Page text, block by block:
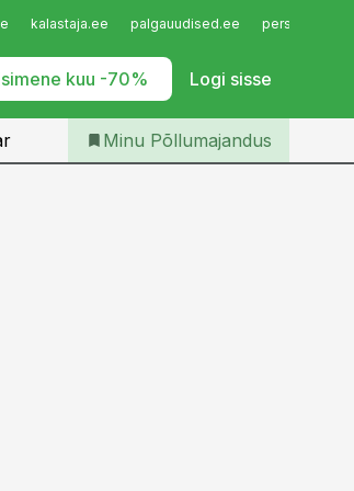
kalastaja.ee palgauudised.ee
kuu -70% Logi sisse
Iseteenindus
Telli Põllumajandus
Minu Põllumajandus